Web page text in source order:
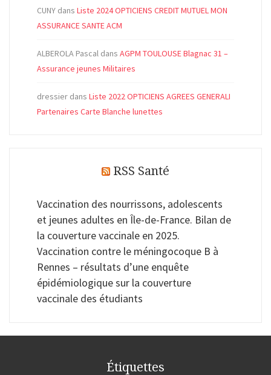
CUNY dans Liste 2024 OPTICIENS CREDIT MUTUEL MON
ASSURANCE SANTE ACM
ALBEROLA Pascal dans AGPM TOULOUSE Blagnac 31 –
Assurance jeunes Militaires
dressier dans Liste 2022 OPTICIENS AGREES GENERALI
Partenaires Carte Blanche lunettes
RSS Santé
Vaccination des nourrissons, adolescents
et jeunes adultes en Île-de-France. Bilan de
la couverture vaccinale en 2025.
Vaccination contre le méningocoque B à
Rennes – résultats d’une enquête
épidémiologique sur la couverture
vaccinale des étudiants
Étiquettes